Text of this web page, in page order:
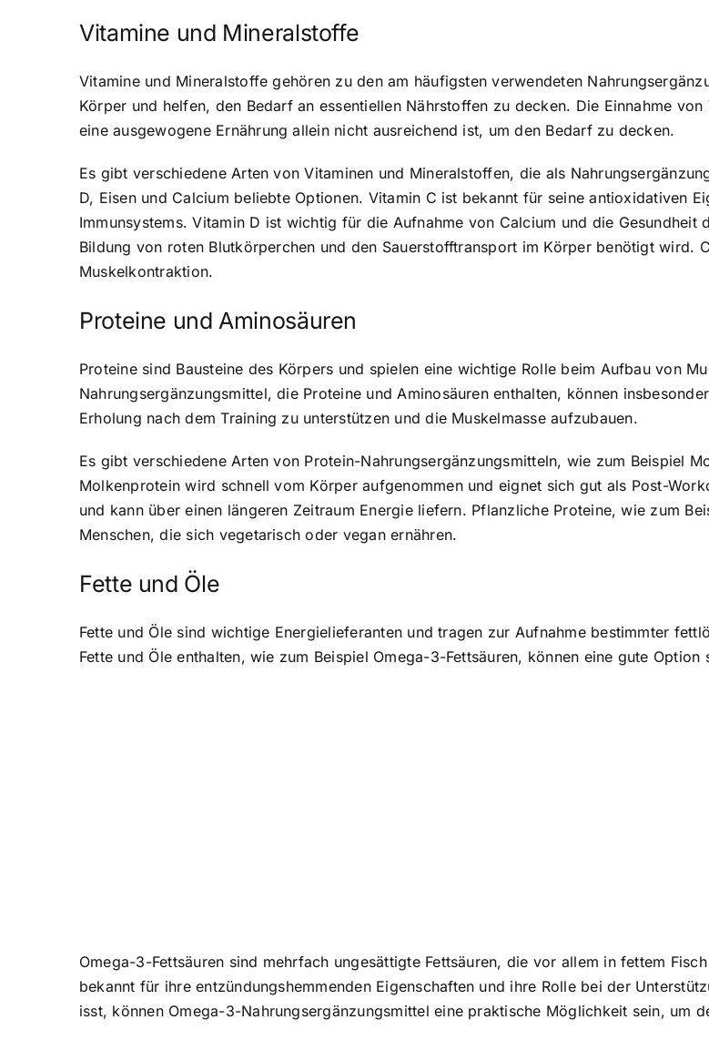
Vitamine und Mineralstoffe
Vitamine und Mineralstoffe gehören zu den am häufigsten verwendeten
Körper und helfen, den Bedarf an essentiellen Nährstoffen zu decken. Die Einnahme
eine ausgewogene Ernährung allein nicht ausreichend ist, um den Bedarf zu decken.
Es gibt verschiedene Arten von Vitaminen und Mineralstoffen, die als
D, Eisen und Calcium beliebte Optionen. Vitamin C ist bekannt für seine antioxidativen
Immunsystems. Vitamin D ist wichtig für die Aufnahme von Calcium und die
Bildung von roten Blutkörperchen und den Sauerstofftransport im Körper benötigt wird.
Muskelkontraktion.
Proteine und Aminosäuren
Proteine sind Bausteine des Körpers und spielen eine wichtige Rolle beim Aufbau von
Nahrungsergänzungsmittel, die Proteine und Aminosäuren enthalten, können
Erholung nach dem Training zu unterstützen und die Muskelmasse aufzubauen.
Es gibt verschiedene Arten von Protein-Nahrungsergänzungsmitteln, wie zum Beispiel
Molkenprotein wird schnell vom Körper aufgenommen und eignet sich gut als Post-
und kann über einen längeren Zeitraum Energie liefern. Pflanzliche Proteine, wie zum
Menschen, die sich vegetarisch oder vegan ernähren.
Fette und Öle
Fette und Öle sind wichtige Energielieferanten und tragen zur Aufnahme bestimmter
Fette und Öle enthalten, wie zum Beispiel Omega-3-Fettsäuren, können eine gute
Omega-3-Fettsäuren sind mehrfach ungesättigte Fettsäuren, die vor allem in fettem
bekannt für ihre entzündungshemmenden Eigenschaften und ihre Rolle bei der
isst, können Omega-3-Nahrungsergänzungsmittel eine praktische Möglichkeit sein, um